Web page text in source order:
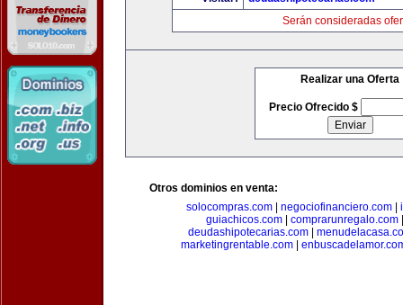
Serán consideradas
Realizar una Oferta
Precio Ofrecido $
Otros dominios en venta:
solocompras.com| negociofinanciero.com|
guiachicos.com
comprarunregalo.com
deudashipotecarias.com|
marketingrentable.com|